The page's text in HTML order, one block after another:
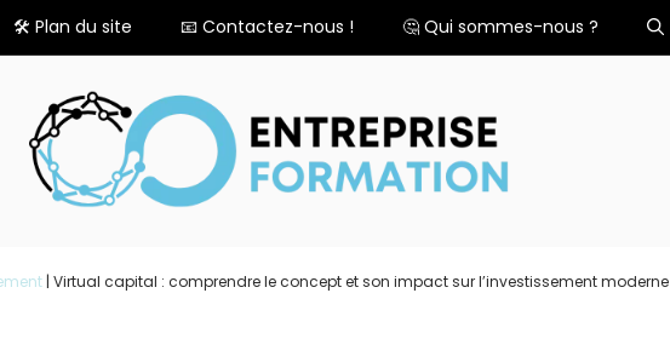
🛠️ Plan du site 📧 Contactez-nous ! 🤔 Qui sommes-nous ?
| Virtual capital : comprendre le concept et son impact sur l’investissement moderne